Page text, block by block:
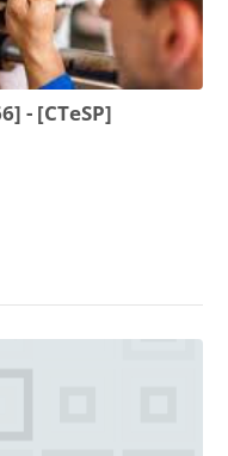
- [CTeSP]